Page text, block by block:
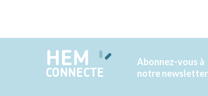
HEM
CONNECTE
Abonnez-vous à
notre newsletter